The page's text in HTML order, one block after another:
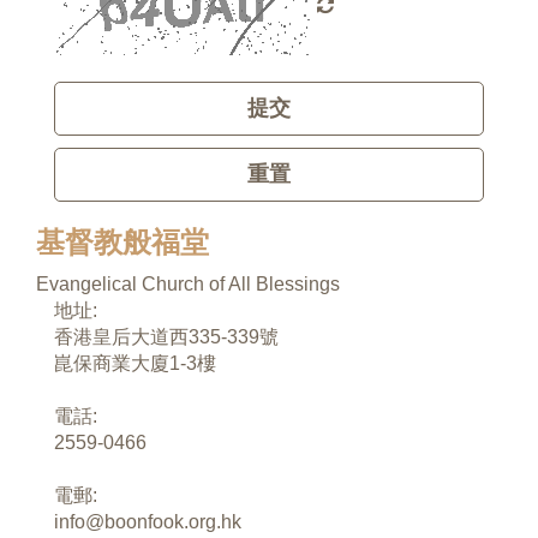
提交
重置
基督教般福堂
Evangelical Church of All Blessings
地址:
香港皇后大道西335-339號
崑保商業大廈1-3樓
電話:
2559-0466
電郵:
info@boonfook.org.hk